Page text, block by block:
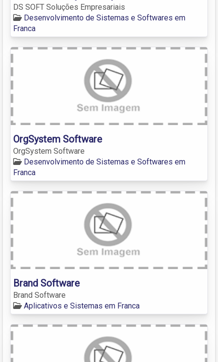
DS SOFT Soluções Empresariais
Desenvolvimento de Sistemas e Softwares em
Franca
OrgSystem Software
OrgSystem Software
Desenvolvimento de Sistemas e Softwares em
Franca
Brand Software
Brand Software
Aplicativos e Sistemas em Franca